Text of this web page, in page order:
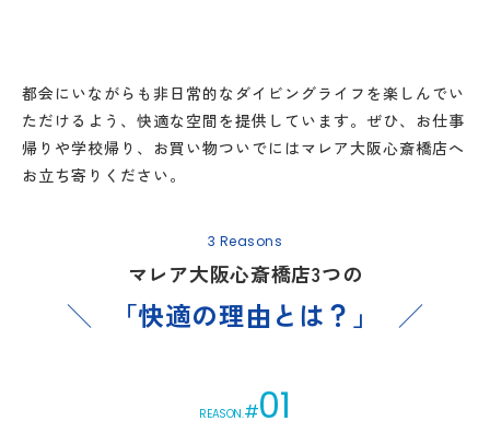
都会にいながらも非日常的なダイビングライフを楽しんでい
ただけるよう、快適な空間を提供しています。ぜひ、お仕事
帰りや学校帰り、お買い物ついでにはマレア大阪心斎橋店へ
お立ち寄りください。
3 Reasons
マレア大阪心斎橋店3つの
「快適の理由とは？」
REASON.#01